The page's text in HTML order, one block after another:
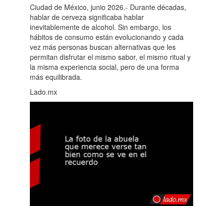
Ciudad de México, junio 2026.- Durante décadas,
hablar de cerveza significaba hablar
inevitablemente de alcohol. Sin embargo, los
hábitos de consumo están evolucionando y cada
vez más personas buscan alternativas que les
permitan disfrutar el mismo sabor, el mismo ritual y
la misma experiencia social, pero de una forma
más equilibrada.
Lado.mx